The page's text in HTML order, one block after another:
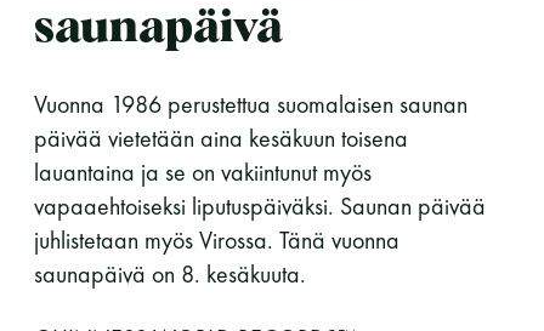
saunapäivä
Vuonna 1986 perustettua suomalaisen saunan
päivää vietetään aina kesäkuun toisena
lauantaina ja se on vakiintunut myös
vapaaehtoiseksi liputuspäiväksi. Saunan päivää
juhlistetaan myös Virossa. Tänä vuonna
saunapäivä on 8. kesäkuuta.